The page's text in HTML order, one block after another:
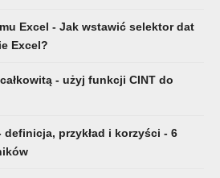
Excel - Jak wstawić selektor dat
Excel?
- użyj funkcji CINT do
przykład i korzyści - 6